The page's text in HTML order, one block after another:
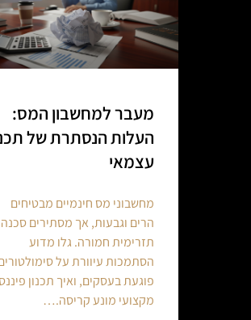
מעבר למחשבון המס:
העלות הנסתרת של
עצמאי
מחשבוני מס חינמיים מבטיחים
הרים וגבעות, אך מסתירים סכנה
תזרימית חמורה. גלו מדוע
הסתמכות עיוורת על
פוגעת בעסקים, ואיך תכנון
מקצועי מונע קריסה.…